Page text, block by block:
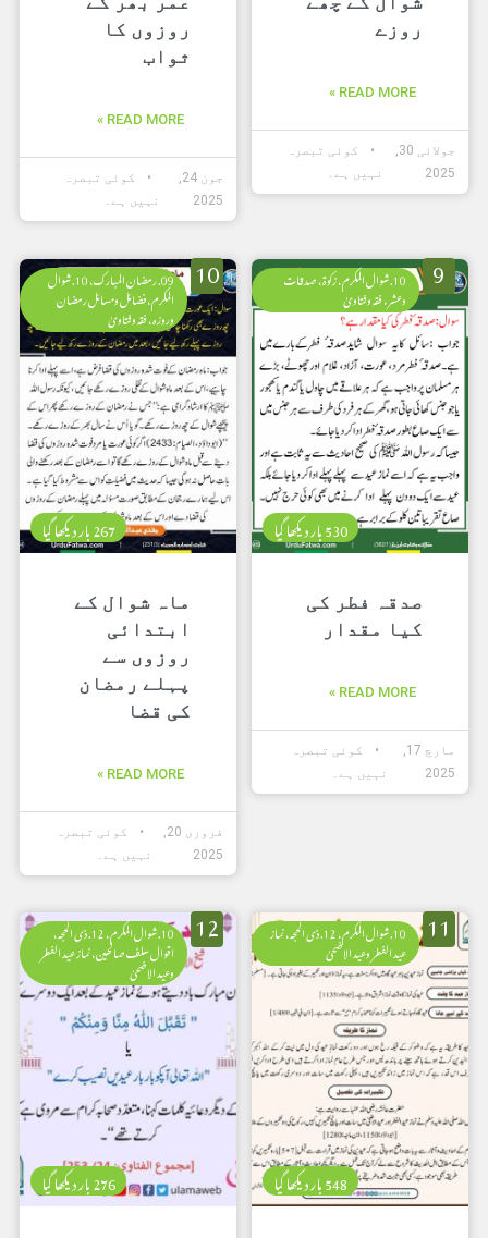
روزے
READ MORE »
جولائی 30,
2025
کوئی تبصرہ
نہیں ہے۔
روزوں کا
ثواب
READ MORE »
جون 24,
2025
کوئی تبصرہ
نہیں ہے۔
9 10. شوال المکرم، زکوۃ، صدقات
وعشر، فقہ وفتاویٰ
530 بار دیکھا گیا
صدقہ فطر کی
کیا مقدار
READ MORE »
مارچ 17,
2025
کوئی تبصرہ
نہیں ہے۔
10 09. رمضان المبارک، 10. شوال
المکرم، فضائل ومسائل رمضان
وروزہ، فقہ وفتاویٰ
267 بار دیکھا گیا
ماہ شوال کے
ابتدائی
روزوں سے
پہلے رمضان
کی قضا
READ MORE »
فروری 20,
2025
کوئی تبصرہ
نہیں ہے۔
11 10. شوال المکرم، 12. ذی الحجہ، نماز
عید الفطر وعید الاضحیٰ
548 بار دیکھا گیا
12 10. شوال المکرم، 12. ذی الحجہ،
اقوال سلف صالحین، نماز عید الفطر
وعید الاضحیٰ
276 بار دیکھا گیا